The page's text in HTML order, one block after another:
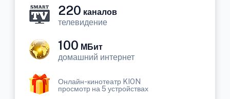
220 каналов
телевидение
100 МБит
домашний интернет
Онлайн-кинотеатр KION
просмотр на 5 устройствах